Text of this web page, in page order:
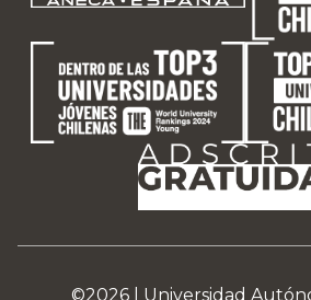
©2026 | Universidad